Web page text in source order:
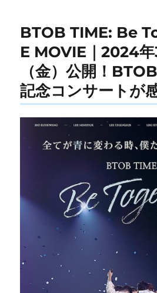
BTOB TIME: Be
E MOVIE｜2024
（金）公開！
記念コンサートが